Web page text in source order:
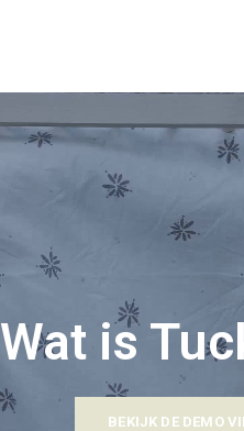
Wat is
BEKIJK DE DEMO